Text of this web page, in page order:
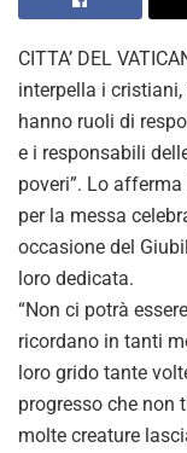
CITTA’ DEL
interpella i
hanno ruoli di
e i responsabili
poveri”. Lo afferma
per la messa
occasione del
loro dedicata.
“Non ci potrà
ricordano in tanti
loro grido tante
progresso che non
molte creature